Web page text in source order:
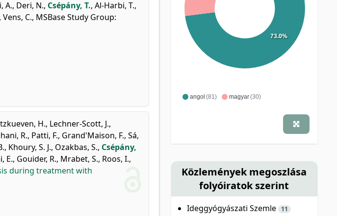
A., Deri, N., Csépány, T., Al-Harbi, T.,
, Vens, C., MSBase Study Group:
H., Lechner-Scott, J.,
R., Patti, F., Grand'Maison, F., Sá,
, Khoury, S. J., Ozakbas, S., Csépány,
E., Gouider, R., Mrabet, S., Roos, I.,
during treatment with
angol (81) magyar(30)
73.0%
Közlemények megoszlása
folyóiratok szerint
Ideggyógyászati Szemle 11